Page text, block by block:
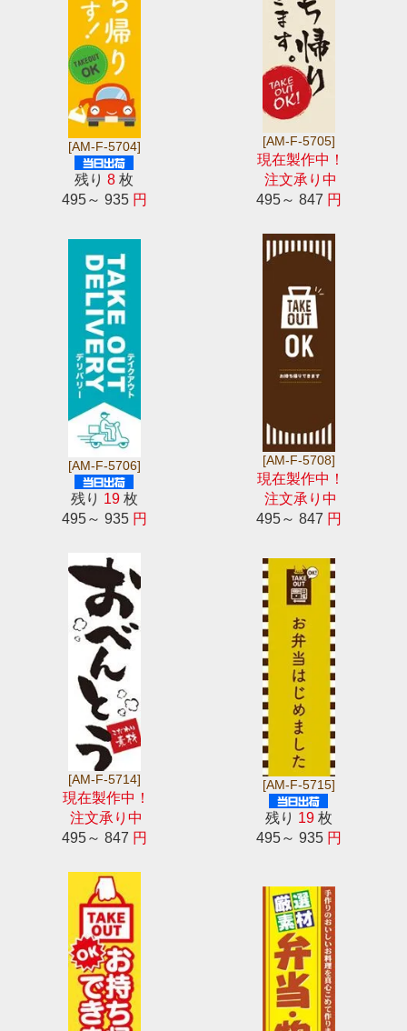
[AM-F-5704]
残り8 枚
495～ 935 円
[AM-F-5705]
現在製作中！
注文承り中
495～ 847 円
[AM-F-5706]
残り 19枚
495～ 935 円
[AM-F-5708]
現在製作中！
注文承り中
495～ 847 円
[AM-F-5714]
現在製作中！
注文承り中
495～ 847 円
[AM-F-5715]
残り 19枚
495～ 935 円